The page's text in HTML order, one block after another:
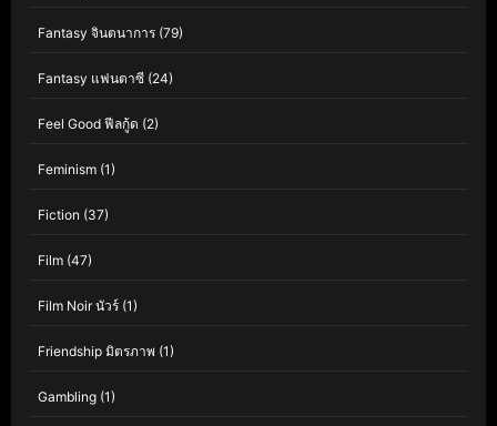
Fantasy จินตนาการ (79)
Fantasy แฟนตาซี (24)
Feel Good ฟีลกู้ด (2)
Feminism (1)
Fiction (37)
Film (47)
Film Noir นัวร์ (1)
Friendship มิตรภาพ (1)
Gambling (1)